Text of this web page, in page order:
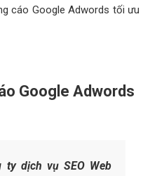
kế APP mobile công ty
website công ty nhập khẩu
Adwords
là tối ưu hiệu quả nhất.